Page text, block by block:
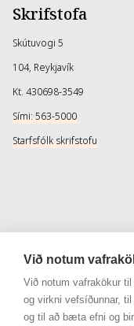
Skrifstofa
Skútuvogi 5
104, Reykjavík
Kt. 430698-3549
Sími: 563-5000
Starfsfólk skrifstofu
Þjónusta
Afhendingarmöguleikar
Skilareglur
Við notum
Við notum vafrakökur
og virkni vefsíðunnar,
og til að bæta efni og